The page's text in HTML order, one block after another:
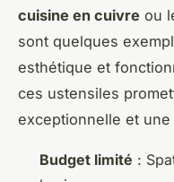
cuisine en cuivre ou
sont quelques
esthétique et
ces ustensiles
exceptionnelle et
Budget limité :